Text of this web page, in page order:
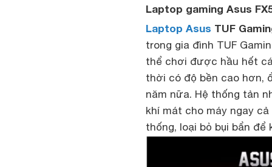
Laptop gaming Asus
Laptop Asus TUF
trong gia đình TUF
thể chơi được hầu hết
thời có độ bền cao hơn,
năm nữa. Hệ thống tản
khí mát cho máy ngay
thống, loại bỏ bụi bẩn